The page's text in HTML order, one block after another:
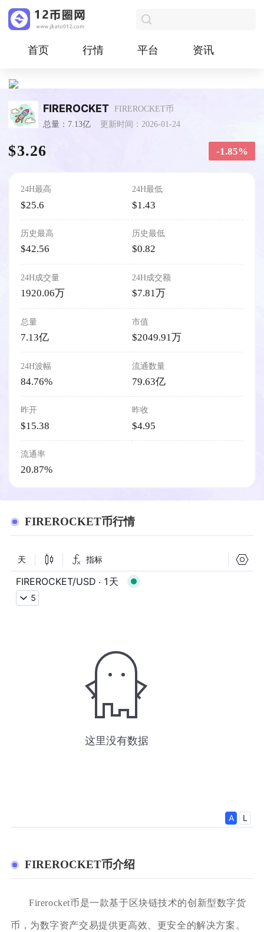
首页 行情 平台 资讯
FIREROCKET FIREROCKET币
总量：7.13亿
更新时间：2026-01-24
$3.26 -1.85%
24H最高
$25.6
24H最低
$1.43
历史最高
$42.56
历史最低
$0.82
24H成交量
1920.06万
24H成交额
$7.81万
总量
7.13亿
市值
$2049.91万
24H波幅
84.76%
流通数量
79.63亿
昨开
$15.38
昨收
$4.95
流通率
20.87%
FIREROCKET币行情
FIREROCKET币介绍
Firerocket币是一款基于区块链技术的创新型数字货
币，为数字资产交易提供更高效、更安全的解决方案。